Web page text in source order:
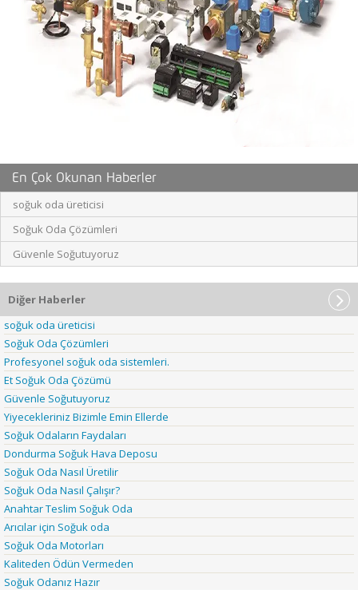
En Çok Okunan Haberler
soğuk oda üreticisi
Soğuk Oda Çözümleri
Güvenle Soğutuyoruz
Diğer Haberler
soğuk oda üreticisi
Soğuk Oda Çözümleri
Profesyonel soğuk oda sistemleri.
Et Soğuk Oda Çözümü
Güvenle Soğutuyoruz
Yiyecekleriniz Bizimle Emin Ellerde
Soğuk Odaların Faydaları
Dondurma Soğuk Hava Deposu
Soğuk Oda Nasıl Üretilir
Soğuk Oda Nasıl Çalışır?
Anahtar Teslim Soğuk Oda
Arıcılar için Soğuk oda
Soğuk Oda Motorları
Kaliteden Ödün Vermeden
Soğuk Odanız Hazır